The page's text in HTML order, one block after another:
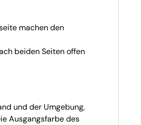
machen den
beiden Seiten offen
und der Umgebung,
Ausgangsfarbe des